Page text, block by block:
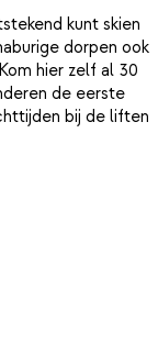
kunt skien
dorpen ook
hier zelf al 30
de eerste
bij de liften